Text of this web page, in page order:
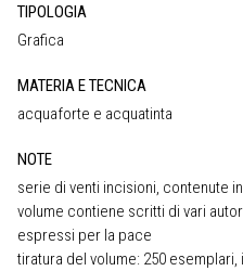
TIPOLOGIA
Grafica
MATERIA E TECNICA
acquaforte e acquatinta
NOTE
serie di venti incisioni, contenute
volume contiene scritti di vari
espressi per la pace
tiratura del volume: 250